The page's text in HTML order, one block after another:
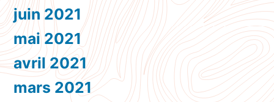
juin 2021
mai 2021
avril 2021
mars 2021